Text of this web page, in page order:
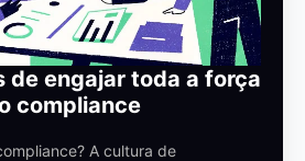
de engajar toda a força
compliance
A cultura de